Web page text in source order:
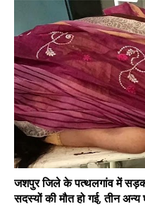
जशपुर जिले के पत्थलगांव में सड़क
सदस्यों की मौत हो गई, तीन अन्य